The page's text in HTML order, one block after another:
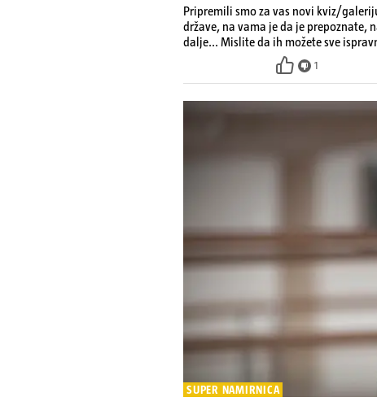
Pripremili smo za vas novi kviz/
države, na vama je da je prepoznate,
dalje... Mislite da ih možete sve
kviz, malo se zabavite i barem na
1
SUPER NAMIRNICA